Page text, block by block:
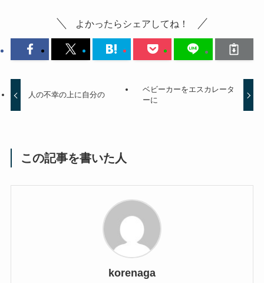
よかったらシェアしてね！
人の不幸の上に自分の
ベビーカーをエスカレータ
ーに
この記事を書いた人
korenaga